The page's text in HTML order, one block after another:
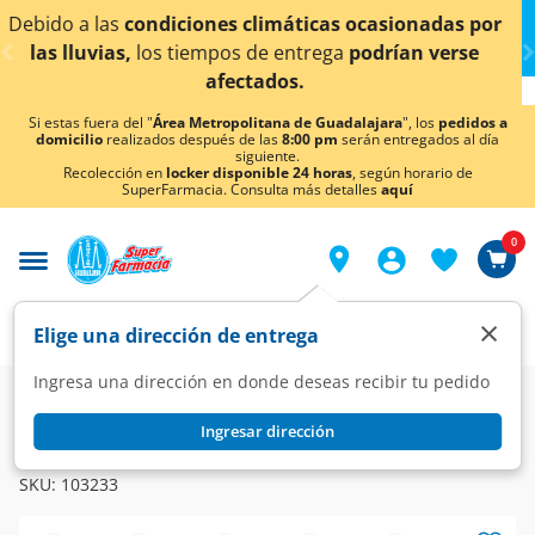
< div class="carousel-inner">
por
verse
¡Ahora también en Aguascalientes!Da
conocer detalles.
Si estas fuera del "Área Metropolitana de Guadalajara", los pedidos a
domicilio realizados después de las8:00 pm serán entregados al día
siguiente.
Recolección en locker disponible 24 horas, según horario de
SuperFarmacia. Consulta más detallesaquí
Elige una dirección de entrega
Ingresa una dirección en donde deseas recibir tu pedido
Ingresar dirección
×
0
Farmacia Vitaminas y Suplementos Multivitaminas
Hemamina Solución Oral, 10 ampolletas de 10 ml c/u.
SKU: 103233